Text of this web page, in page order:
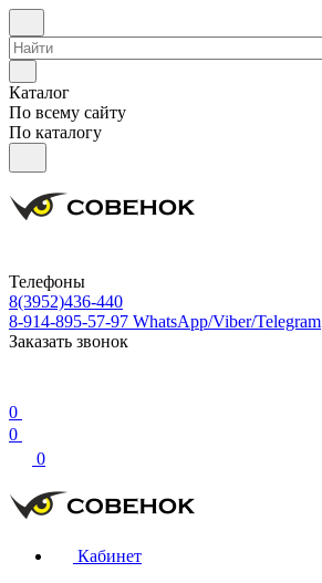
Каталог
По всему сайту
По каталогу
Телефоны
8(3952)436-440
8-914-895-57-97 WhatsApp/Viber/Telegram
Заказать звонок
0
0
0
Кабинет